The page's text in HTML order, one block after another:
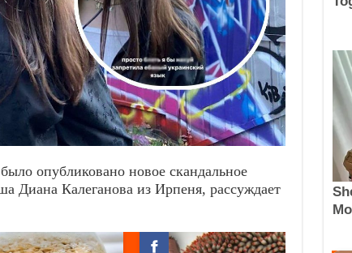
опубликовано новое скандальное
Диана Калеганова из Ирпеня, рассуждает